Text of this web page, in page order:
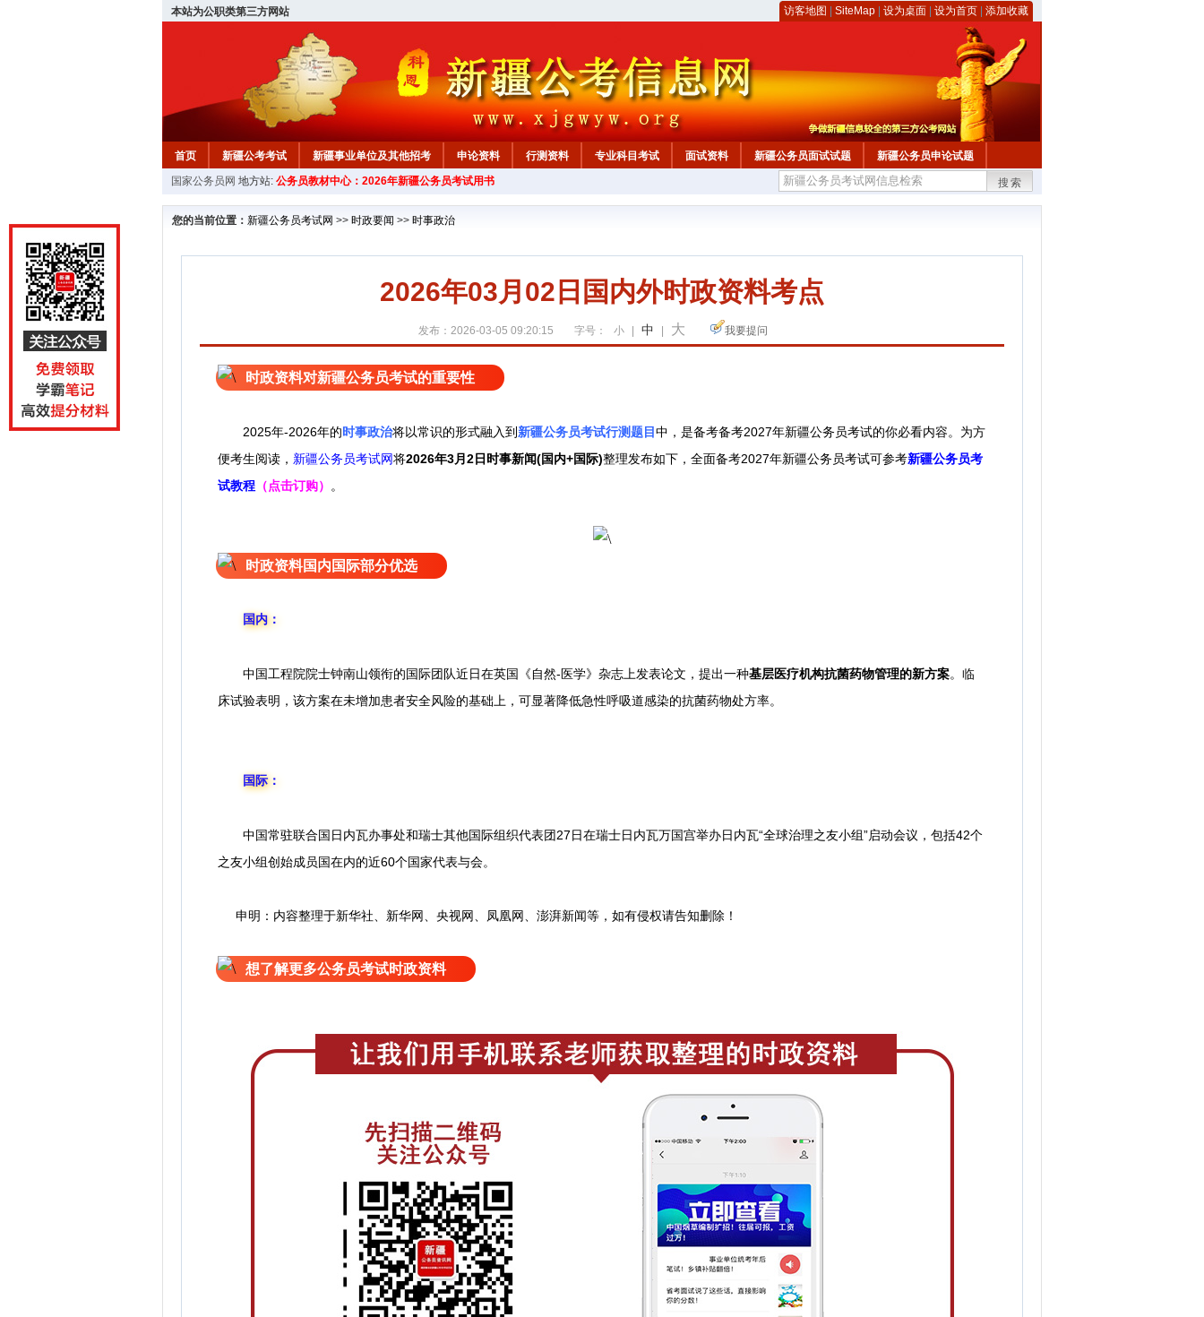
本站为公职类第三方网站 访客地图 SiteMap 设为桌面 设为首页 添加收藏
首页 新疆公考考试 新疆事业单位及其他招考 申论资料 行测资料 专业科目考试 面试资料 新疆公务员面试试题 新疆公务员申论试题
新疆公务员行测试题 在线咨询 教材中心
国家公务员网 地方站: 公务员教材中心：2026年新疆公务员考试用书 搜索
您的当前位置： 新疆公务员考试网 >> 时政要闻 >> 时事政治
2026年03月02日国内外时政资料考点
发布：2026-03-05 09:20:15 字号： 小 中 大 我要提问
时政资料对新疆公务员考试的重要性
2025年-2026年的时事政治将以常识的形式融入到 新疆公务员考试行测题目中，是备考备考2027年新疆公务员考试的你必看内容。 为方
便考生阅读， 新疆公务员考试网将2026年3月2日 时事新闻(国内+国际)整理发布如下， 全面备考2027年新疆公务员考试可参考新疆公务员考
试教程 （点击订购） 。
时政资料国内国际部分优选
国内：
中国工程院院士钟南山领衔的国际团队近日在英国《自然-医学》杂志上发表论文，提出一种基层医疗机构抗菌药物管理的新方案。临
床试验表明，该方案在未增加患者安全风险的基础上，可显著降低急性呼吸道感染的抗菌药物处方率。
国际：
中国常驻联合国日内瓦办事处和瑞士其他国际组织代表团27日在瑞士日内瓦万国宫举办日内瓦“全球治理之友小组”启动会议，包括42个
之友小组创始成员国在内的近60个国家代表与会。
申明：内容整理于新华社、新华网、央视网、凤凰网、澎湃新闻等，如有侵权请告知删除！
想了解更多公务员考试时政资料